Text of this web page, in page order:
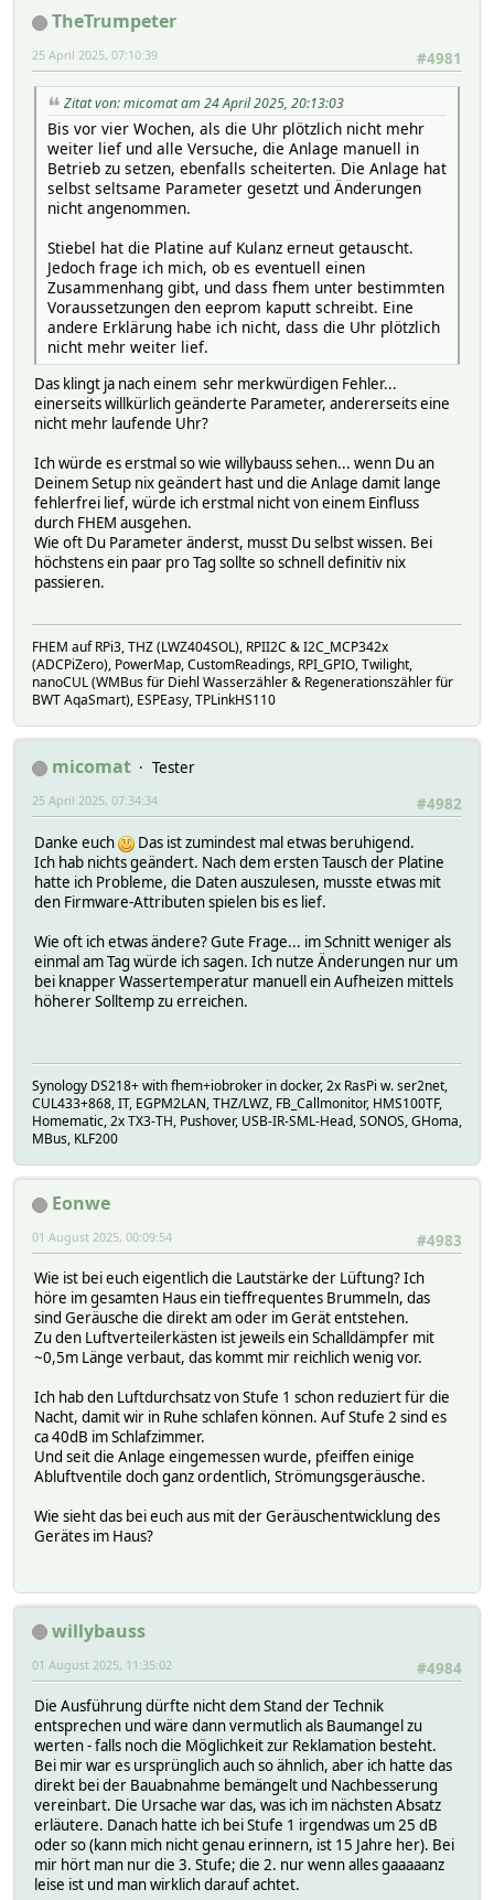
TheTrumpeter
#4981
25 April 2025, 07:10:39
Zitat von: micomat am 24 April 2025, 20:13:03
Bis vor vier Wochen, als die Uhr plötzlich nicht mehr
weiter lief und alle Versuche, die Anlage manuell in
Betrieb zu setzen, ebenfalls scheiterten. Die Anlage hat
selbst seltsame Parameter gesetzt und Änderungen
nicht angenommen.
Stiebel hat die Platine auf Kulanz erneut getauscht.
Jedoch frage ich mich, ob es eventuell einen
Zusammenhang gibt, und dass fhem unter bestimmten
Voraussetzungen den eeprom kaputt schreibt. Eine
andere Erklärung habe ich nicht, dass die Uhr plötzlich
nicht mehr weiter lief.
Das klingt ja nach einem sehr merkwürdigen Fehler...
einerseits willkürlich geänderte Parameter, andererseits eine
nicht mehr laufende Uhr?
Ich würde es erstmal so wie willybauss sehen... wenn Du an
Deinem Setup nix geändert hast und die Anlage damit lange
fehlerfrei lief, würde ich erstmal nicht von einem Einfluss
durch FHEM ausgehen.
Wie oft Du Parameter änderst, musst Du selbst wissen. Bei
höchstens ein paar pro Tag sollte so schnell definitiv nix
passieren.
FHEM auf RPi3, THZ (LWZ404SOL), RPII2C & I2C_MCP342x
(ADCPiZero), PowerMap, CustomReadings, RPI_GPIO, Twilight,
nanoCUL (WMBus für Diehl Wasserzähler & Regenerationszähler für
BWT AqaSmart), ESPEasy, TPLinkHS110
micomat
Tester
#4982
25 April 2025, 07:34:34
Danke euch
Das ist zumindest mal etwas beruhigend.
Ich hab nichts geändert. Nach dem ersten Tausch der Platine
hatte ich Probleme, die Daten auszulesen, musste etwas mit
den Firmware-Attributen spielen bis es lief.
Wie oft ich etwas ändere? Gute Frage... im Schnitt weniger als
einmal am Tag würde ich sagen. Ich nutze Änderungen nur um
bei knapper Wassertemperatur manuell ein Aufheizen mittels
höherer Solltemp zu erreichen.
Synology DS218+ with fhem+iobroker in docker, 2x RasPi w. ser2net,
CUL433+868, IT, EGPM2LAN, THZ/LWZ, FB_Callmonitor, HMS100TF,
Homematic, 2x TX3-TH, Pushover, USB-IR-SML-Head, SONOS, GHoma,
MBus, KLF200
Eonwe
#4983
01 August 2025, 00:09:54
Wie ist bei euch eigentlich die Lautstärke der Lüftung? Ich
höre im gesamten Haus ein tieffrequentes Brummeln, das
sind Geräusche die direkt am oder im Gerät entstehen.
Zu den Luftverteilerkästen ist jeweils ein Schalldämpfer mit
~0,5m Länge verbaut, das kommt mir reichlich wenig vor.
Ich hab den Luftdurchsatz von Stufe 1 schon reduziert für die
Nacht, damit wir in Ruhe schlafen können. Auf Stufe 2 sind es
ca 40dB im Schlafzimmer.
Und seit die Anlage eingemessen wurde, pfeiffen einige
Abluftventile doch ganz ordentlich, Strömungsgeräusche.
Wie sieht das bei euch aus mit der Geräuschentwicklung des
Gerätes im Haus?
willybauss
#4984
01 August 2025, 11:35:02
Die Ausführung dürfte nicht dem Stand der Technik
entsprechen und wäre dann vermutlich als Baumangel zu
werten - falls noch die Möglichkeit zur Reklamation besteht.
Bei mir war es ursprünglich auch so ähnlich, aber ich hatte das
direkt bei der Bauabnahme bemängelt und Nachbesserung
vereinbart. Die Ursache war das, was ich im nächsten Absatz
erläutere. Danach hatte ich bei Stufe 1 irgendwas um 25 dB
oder so (kann mich nicht genau erinnern, ist 15 Jahre her). Bei
mir hört man nur die 3. Stufe; die 2. nur wenn alles gaaaaanz
leise ist und man wirklich darauf achtet.